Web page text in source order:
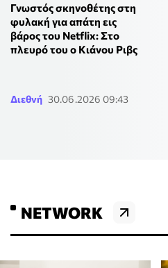
Γνωστός σκηνοθέτης στη
φυλακή για απάτη εις
βάρος του Netflix: Στο
πλευρό του ο Κιάνου Ριβς
Διεθνή 30.06.2026 09:43
NETWORK